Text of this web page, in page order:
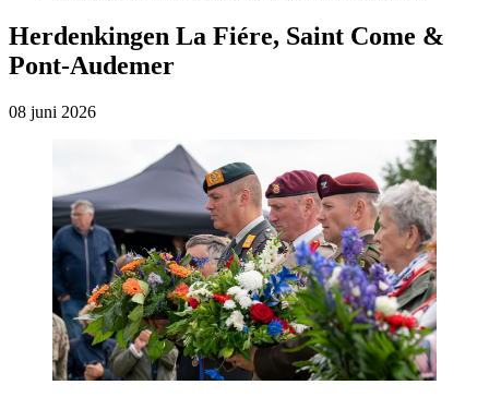
Herdenkingen La Fiére, Saint Come &
Pont-Audemer
08 juni 2026